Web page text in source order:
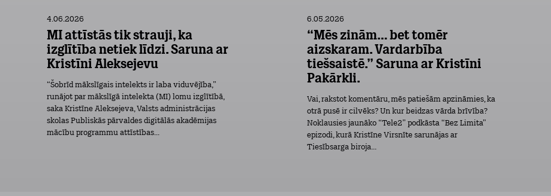
4.06.2026
MI attīstās tik strauji, ka
izglītība netiek līdzi. Saruna ar
Kristīni Aleksejevu
“Šobrīd mākslīgais intelekts ir laba viduvējība,”
runājot par mākslīgā intelekta (MI) lomu izglītībā,
saka Kristīne Aleksejeva, Valsts administrācijas
skolas Publiskās pārvaldes digitālās akadēmijas
mācību programmu attīstības...
6.05.2026
“Mēs zinām… bet tomēr
aizskaram. Vardarbība
tiešsaistē.” Saruna ar Kristīni
Pakārkli.
Vai, rakstot komentāru, mēs patiešām apzināmies, ka
otrā pusē ir cilvēks? Un kur beidzas vārda brīvība?
Noklausies jaunāko “Tele2” podkāsta “Bez Limita”
epizodi, kurā Kristīne Virsnīte sarunājas ar
Tiesībsarga biroja...